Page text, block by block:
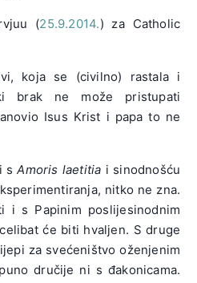
(25.9.2014.) za Catholic
koja se (civilno) rastala i
brak ne može pristupati
Isus Krist i papa to ne
sAmoris laetitia i sinodnošću
nitko ne zna.
i s Papinim poslijesinodnim
će biti hvaljen. S druge
za svećeništvo oženjenim
dručije ni s đakonicama.